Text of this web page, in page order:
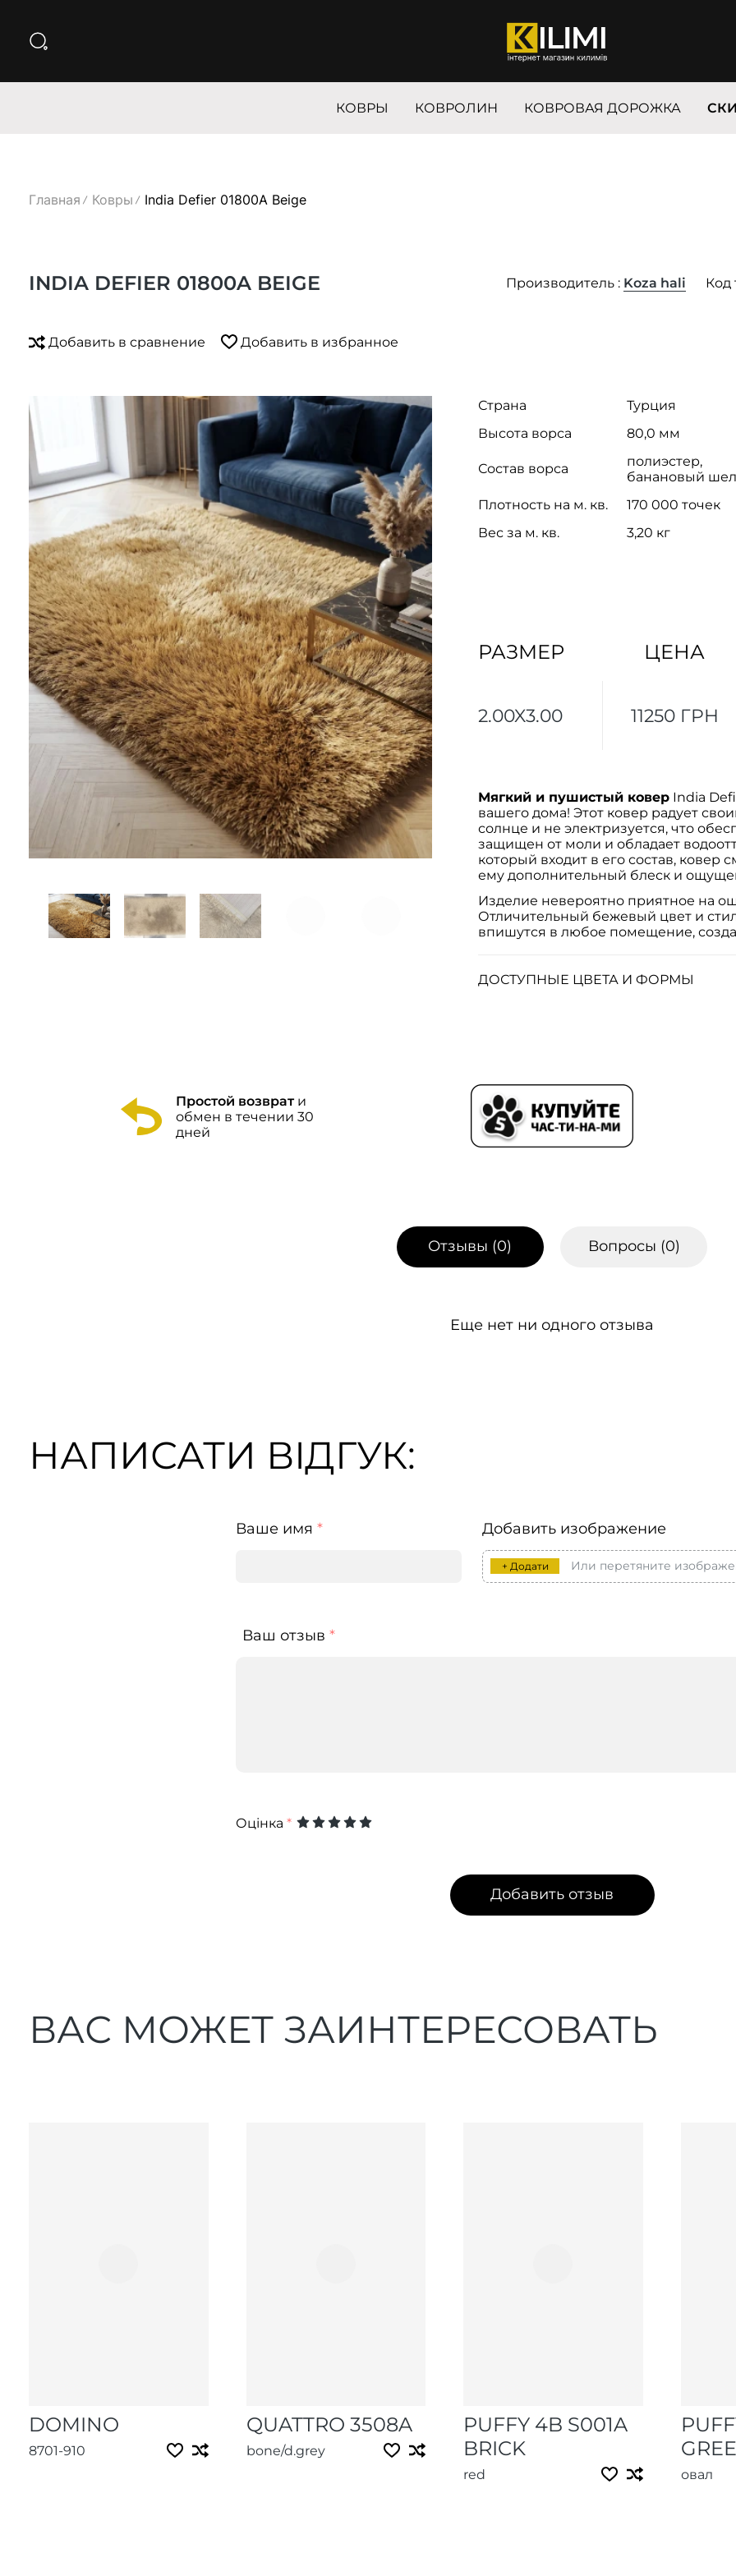
КОВРЫ КОВРОЛИН КОВРОВАЯ ДОРОЖКА
Главная Ковры India Defier 01800A Beige
INDIA DEFIER 01800A BEIGE Производитель : Koza hali Код
Добавить в сравнение Добавить в избранное
Страна
Турция
Высота ворса
80,0 мм
Состав ворса
полиэстер,
банановый
Плотность на м. кв.
170 000 точек
Вес за м. кв.
3,20 кг
РАЗМЕР ЦЕНА
2.00X3.00 11250 ГРН
Мягкий и пушистый коверIndia
вашего дома! Этот ковер радует
солнце и не электризуется, что
защищен от моли и обладает
который входит в его состав,
ему дополнительный блеск и
Изделие невероятно приятное на
Отличительный бежевый цвет и
впишутся в любое помещение,
ДОСТУПНЫЕ ЦВЕТА И ФОРМЫ
Простой возврати
обмен в течении 30
дней
Отзывы (0) Вопросы (0)
Еще нет ни одного отзыва
НАПИСАТИ ВІДГУК:
Ваше имя * Добавить изображение
+ Додати Или перетяните
Ваш отзыв *
Оцінка *
Добавить отзыв
ВАС МОЖЕТ ЗАИНТЕРЕСОВАТЬ
DOMINO
8701-910
QUATTRO 3508A
bone/d.grey
PUFFY 4B S001A
BRICK
red овал